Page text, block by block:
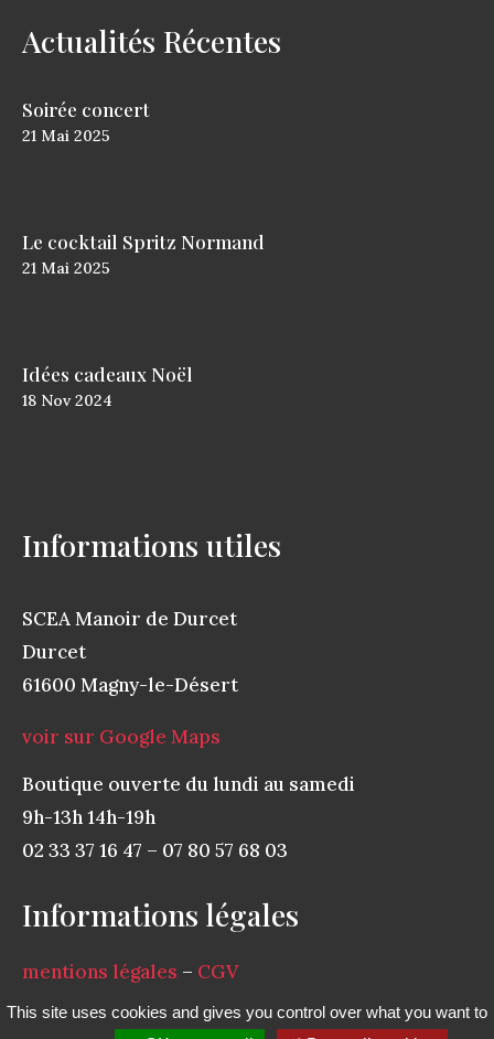
Actualités Récentes
Soirée concert
21 Mai 2025
Le cocktail Spritz Normand
21 Mai 2025
Idées cadeaux Noël
18 Nov2024
Informations utiles
SCEA Manoir de Durcet
Durcet
61600 Magny-le-Désert
voir sur Google Maps
Boutique ouverte du lundi au samedi
9h-13h 14h-19h
02 33 37 16 47 – 07 80 57 68 03
Informations légales
mentions légales – CGV
This site uses cookies and gives you control over what you want to